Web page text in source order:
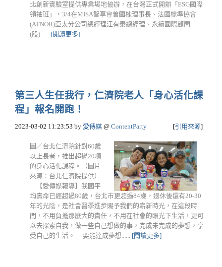
北創新實驗室提供專業場地協辦，在台灣正式開辦「ESG國際
領袖班」，3/4在MISA智享會曾國棟理事長、法國標準協會
(AFNOR)亞太分公司總經理江有泰總經理、永續國際顧問
(股)...... [閱讀更多]
第三人生任我行，仁濟院老人「身心活化課
程」報名開跑！
2023-03-02 11:23:53 by 愛傳媒 @ ContentParty [引用來源]
圖／台北仁濟院針對60歲
以上長者，推出超過20項
的身心活化課程。（圖片
來源：台北仁濟院提供）
【愛傳媒報導】我國平
均壽命已經超過80歲，台北市更超過84歲，退休後還有20-30
年的光陰，是社會醫學進步賜予我們的嶄新時光，在這段時
間，不用負擔那麼大的責任，不用在社會的眼光下生活，更可
以去探索自我，做一些自己想做的事，完成未完成的夢想，享
受自己的生活。 要能達成夢想...... [閱讀更多]